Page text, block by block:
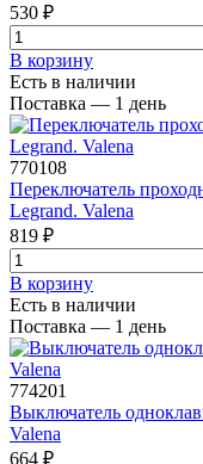
530 ₽
В корзинy
Есть в наличии
Поставка — 1 день
770108
Переключатель
Legrand. Valena
819 ₽
В корзинy
Есть в наличии
Поставка — 1 день
774201
Выключатель
Valena
664 ₽